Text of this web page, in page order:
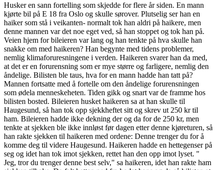
Husker en sann fortelling som skjedde for flere år siden. En mann
kjørte bil på E 18 fra Oslo og skulle sørover. Plutselig ser han en
haiker som stå i veikanten- normalt tok han aldri på haikere, men
denne mannen var det noe eget ved, så han stoppet og tok han på.
Veien hjem for bileieren var lang og han tenkte på hva skulle han
snakke om med haikeren? Han begynte med tidens problemer,
nemlig klimaforuresningene i verden. Haikeren svarer han da med,
at det er en forurensning som er mye større og farligere, nemlig den
åndelige. Bilisten ble taus, hva for en mann hadde han tatt på?
Mannen fortsatte med å fortelle om den åndelige forurensningen
som ødela menneskeheten. Tiden gikk og snart var de framme hos
bilisten bosted. Bileieren husket haikeren sa at han skulle til
Haugesund, så han tok opp sjekkheftet sitt og skrev ut 250 kr til
ham. Bileieren hadde ikke dekning der og da for de 250 kr, men
tenkte at sjekken ble ikke innløst før dagen etter denne kjøreturen, så
han rakte sjekken til haikeren med ordene: Denne trenger du for å
komme deg til videre Haugesund. Haikeren hadde en hettegenser på
seg og idet han tok imot sjekken, rettet han den opp imot lyset. "
Jeg, tror du trenger denne best selv," sa haikeren, idet han rakte ham